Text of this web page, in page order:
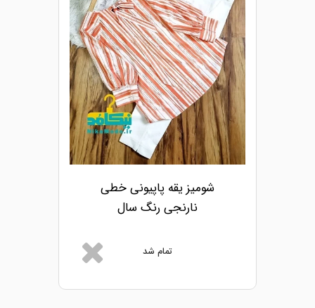
شومیز یقه پاپیونی خطی
نارنجی رنگ سال
تمام شد